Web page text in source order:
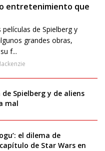
entretenimiento que
de Spielberg y
grandes obras,
f...
de Spielberg y de aliens
mal
el dilema de
de Star Wars en